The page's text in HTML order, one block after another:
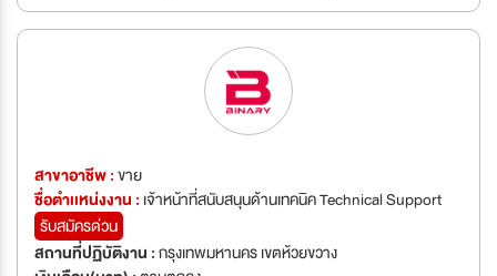
สาขาอาชีพ :ขาย
ชื่อตำเเหน่งงาน : เจ้าหน้าที่สนับสนุนด้านเทคนิค Technical Support
รับสมัครด่วน
สถานที่ปฏิบัติงาน :กรุงเทพมหานคร เขตห้วยขวาง